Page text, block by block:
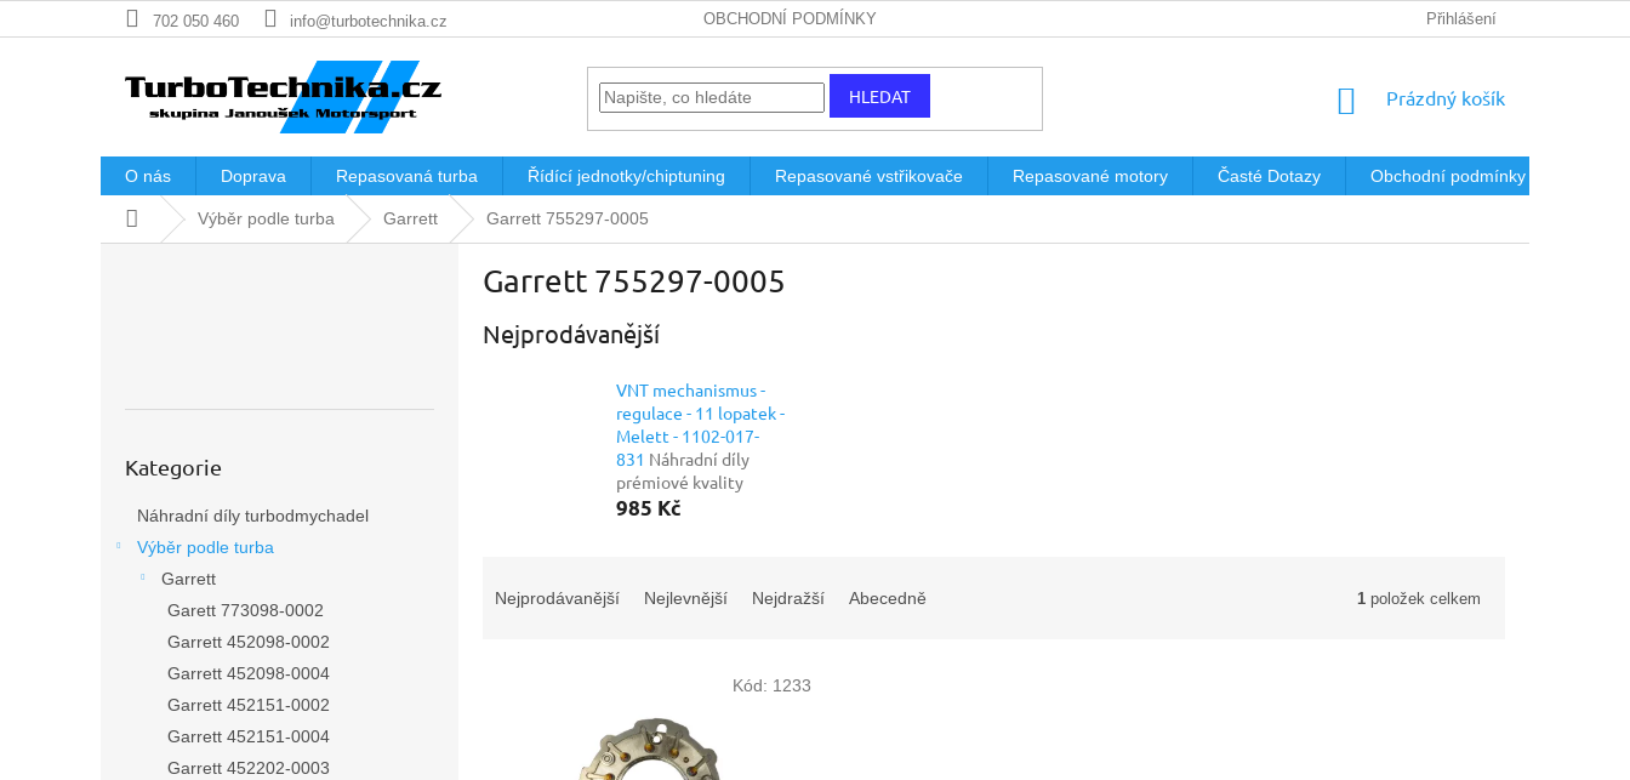
na
702 050 460 info@turbotechnika.cz OBCHODNÍ PODMÍNKY Přihlášení
HLEDAT
NÁKUPNÍ
Prázdný košík
O nás Doprava Repasovaná turba Řídící jednotky/chiptuning Repasované vstřikovače Repasované motory Časté Dotazy Obchodní podmínky
Domů Výběr podle turba Garrett Garrett 755297-0005
kategorie
Kategorie
Náhradní díly turbodmychadel
Výběr podle turba
Garrett
Garett 773098-0002
Garrett 452098-0002
Garrett 452098-0004
Garrett 452151-0002
Garrett 452151-0004
Garrett 452202-0003
Garrett 755297-0005
Nejprodávanější
VNT mechanismus -
regulace - 11 lopatek -
Melett - 1102-017-
831 Náhradní díly
prémiové kvality
985 Kč
Nejprodávanější Nejlevnější Nejdražší Abecedně 1 položek celkem
Kód: 1233